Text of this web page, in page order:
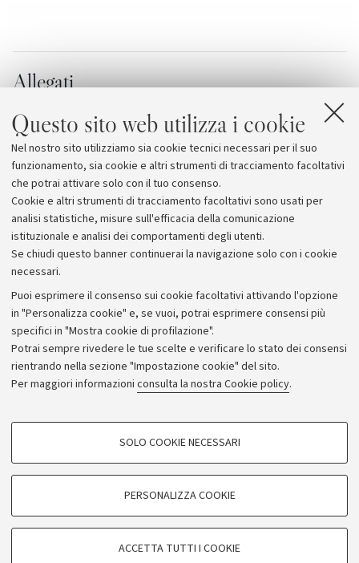
Questo sito web utilizza i cookie
Nel nostro sito utilizziamo sia cookie tecnici necessari per il suo
funzionamento, sia cookie e altri strumenti di tracciamento facoltativi
che potrai attivare solo con il tuo consenso.
Cookie e altri strumenti di tracciamento facoltativi sono usati per
analisi statistiche, misure sull'efficacia della comunicazione
istituzionale e analisi dei comportamenti degli utenti.
Se chiudi questo banner continuerai la navigazione solo con i cookie
necessari.
Puoi esprimere il consenso sui cookie facoltativi attivando l'opzione
in "Personalizza cookie" e, se vuoi, potrai esprimere consensi più
specifici in "Mostra cookie di profilazione".
Potrai sempre rivedere le tue scelte e verificare lo stato dei consensi
rientrando nella sezione "Impostazione cookie" del sito.
Per maggiori informazioni consulta la nostra Cookie policy.
COOKIE DI PROFILAZIONE - FACOLTATIVI
COOKIE TECNICI - NECESSARI
SOLO COOKIE NECESSARI
PERSONALIZZA COOKIE
ACCETTA TUTTI I COOKIE
Allegati
Inaugurati gli spazi per le associazioni
studentesche in via Collamarini
Unibo Motorsport
Archivio
Comunicati stampa
Redazione
Rassegna stampa
© Copyright 2026 - ALMA MATER STUDIORUM - Università di
Bologna - Via Zamboni, 33 - 40126 Bologna - PI: 01131710376 -
CF: 80007010376